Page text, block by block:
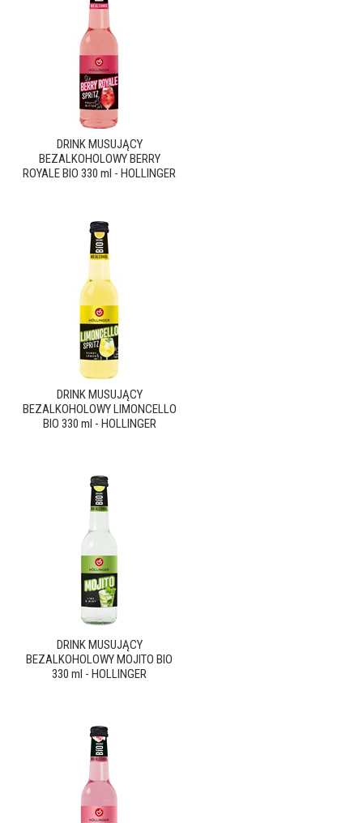
DRINK MUSUJĄCY
BEZALKOHOLOWY BERRY
ROYALE BIO 330 ml - HOLLINGER
DRINK MUSUJĄCY
BEZALKOHOLOWY LIMONCELLO
BIO 330 ml - HOLLINGER
DRINK MUSUJĄCY
BEZALKOHOLOWY MOJITO BIO
330 ml - HOLLINGER